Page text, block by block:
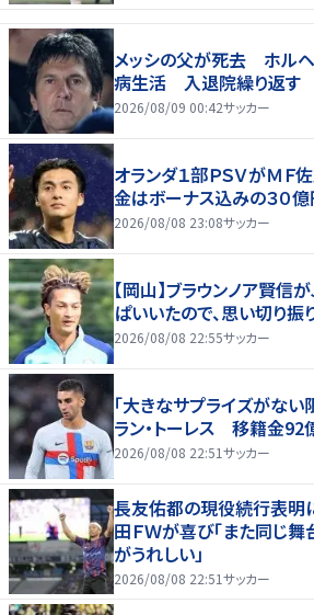
メッシの父が死去 ホル
病生活 入退院繰り返す
2026/08/09 00:42サッカー
オランダ１部ＰＳＶがＭ
金はボーナス込みの３０
2026/08/08 23:08サッカー
【岡山】ブラウンノア賢信
ぱいいたので、思い切り振
2026/08/08 22:55サッカー
「大きなサプライズがない
ラン・トーレス 移籍金92
2026/08/08 22:51サッカー
長友佑都の現役続行表明
田ＦＷが喜び「また同じ
がうれしい」
2026/08/08 22:51サッカー